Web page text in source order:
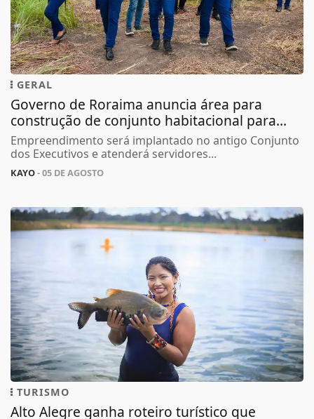
GERAL
Governo de Roraima anuncia área para
construção de conjunto habitacional para...
Empreendimento será implantado no antigo Conjunto
dos Executivos e atenderá servidores...
KAYO- 05 DE AGOSTO
TURISMO
Alto Alegre ganha roteiro turístico que